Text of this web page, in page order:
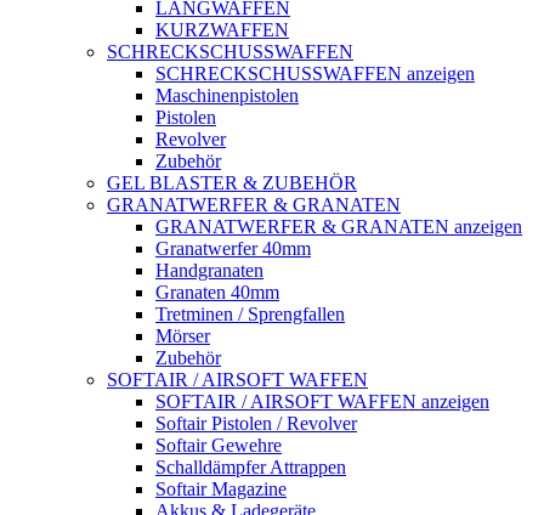
LANGWAFFEN
KURZWAFFEN
SCHRECKSCHUSSWAFFEN
SCHRECKSCHUSSWAFFEN anzeigen
Maschinenpistolen
Pistolen
Revolver
Zubehör
GEL BLASTER & ZUBEHÖR
GRANATWERFER & GRANATEN
GRANATWERFER & GRANATEN anzeigen
Granatwerfer 40mm
Handgranaten
Granaten 40mm
Tretminen / Sprengfallen
Mörser
Zubehör
SOFTAIR / AIRSOFT WAFFEN
SOFTAIR / AIRSOFT WAFFEN anzeigen
Softair Pistolen / Revolver
Softair Gewehre
Schalldämpfer Attrappen
Softair Magazine
Akkus & Ladegeräte